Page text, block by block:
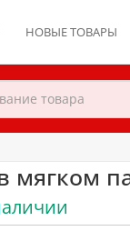
НОВЫЕ ТОВАРЫ